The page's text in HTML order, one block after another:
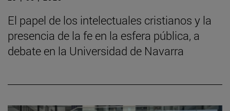
El papel de los intelectuales cristianos y la
presencia de la fe en la esfera pública, a
debate en la Universidad de Navarra